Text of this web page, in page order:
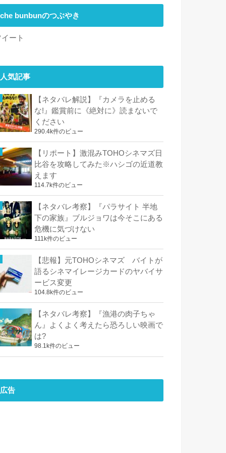
che bunbunのつぶやき
ート
人気記事
【ネタバレ解説】『カメラを止める
な!』鑑賞前に《絶対に》読まないで
ください
290.4k件のビュー
【リポート】激混みTOHOシネマズ日
比谷を攻略してみた※ハシゴの近道教
えます
114.7k件のビュー
【ネタバレ考察】『パラサイト 半地
下の家族』ブルジョワは今そこにある
危機に気づけない
111k件のビュー
【悲報】元TOHOシネマズ バイトが
語るシネマイレージカードのヤバイサ
ービス変更
104.8k件のビュー
【ネタバレ考察】『漁港の肉子ちゃ
ん』よくよく考えたら恐ろしい映画で
は?
98.1k件のビュー
広告